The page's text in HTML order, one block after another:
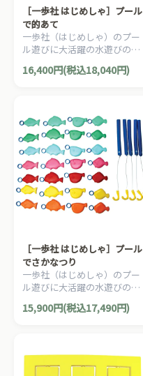
［一歩社 はじめしゃ］プール
で的あて
一歩社（はじめしゃ）のプー
ル遊びに大活躍の水遊びのお
水てっぽうでプールに浮かべ
16,400円(税込18,040円)
［一歩社 はじめしゃ］プール
でさかなつり
一歩社（はじめしゃ）のプー
ル遊びに大活躍の水遊びのお
く、床などでも魚釣り（フィ
15,900円(税込17,490円)